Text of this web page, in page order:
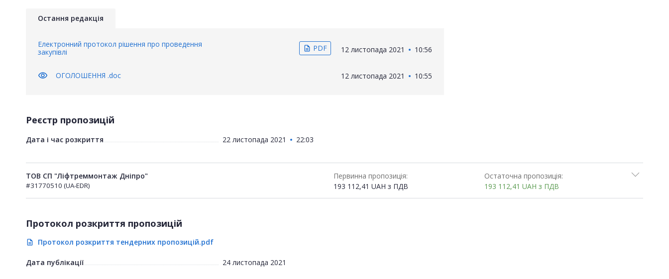
Остання редакція
Електронний протокол рішення про проведення
закупівлі
description PDF 12 листопада 2021 10:56
visibility ОГОЛОШЕННЯ .doc 12 листопада 2021 10:55
Реєстр пропозицій
Дата і час розкриття 22 листопада 2021 22:03
ТОВ СП "Ліфтреммонтаж Дніпро"
#31770510 (UA-EDR)
Первинна пропозиція:
193 112,41 UAH з ПДВ
Остаточна пропозиція:
193 112,41UAHз ПДВ
Протокол розкриття пропозицій
description Протокол розкриття тендерних пропозицій.pdf
Дата публікації 24 листопада 2021